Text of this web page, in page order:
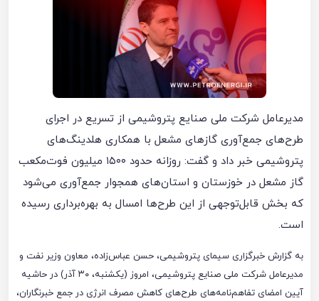
مدیرعامل شرکت ملی صنایع پتروشیمی از تسریع در اجرای
طرح‌های جمع‌آوری گازهای مشعل با همکاری هلدینگ‌های
پتروشیمی خبر داد و گفت: روزانه حدود ۱۵۰۰ میلیون فوت‌مکعب
گاز مشعل در خوزستان و استان‌های همجوار جمع‌آوری می‌شود
که بخش قابل‌توجهی از این طرح‌ها امسال به بهره‌برداری رسیده
است.
به گزارش خبرگزاری سیمای پتروشیمی، حسن عباس‌زاده، معاون وزیر نفت و
مدیرعامل شرکت ملی صنایع پتروشیمی، امروز (یکشنبه، ۳۰ آذر) در حاشیه
آیین امضای تفاهم‌نامه‌های طرح‌های کاهش مصرف انرژی در جمع خبرنگاران،